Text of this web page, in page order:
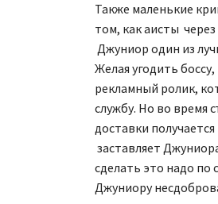
Также маленькие
том, как аисты
Джуниор один из
Желая угодить
рекламный ролик,
службу. Но во время
доставки
заставляет
сделать это надо по
Джуниору